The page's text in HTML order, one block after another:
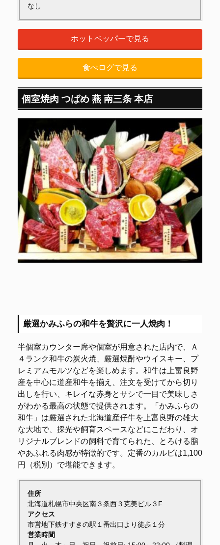
なし
ホットペッパーで見る
食べログで見る
個室焼肉 つばめ 燕 南三条 本店
厳選かみふらの和牛を贅沢に一人焼肉！
半個室カウンター席や個室が用意された店内で、Ａ
４ランク和牛の炭火焼、厳選焼酎やウイスキー、プ
レミアムモルツなどを楽しめます。和牛は上富良野
産を中心に道産和牛を揃え、注文を受けてから切り
出しを行い、キレイな赤身とサシで一目で美味しさ
がわかる最高の状態で提供されます。「かみふらの
和牛」は厳選された北海道産仔牛を上富良野の雄大
な大地で、採光や飼育スペースなどにこだわり、オ
リジナルブレンドの飼料で育てられた、とろける脂
やあふれる肉感が特徴的です。定番のカルビは1,100
円（税別）で堪能できます。
住所
北海道札幌市中央区南３条西３克美ビル３F
アクセス
市営地下鉄すすきの駅１番出口より徒歩１分
営業時間